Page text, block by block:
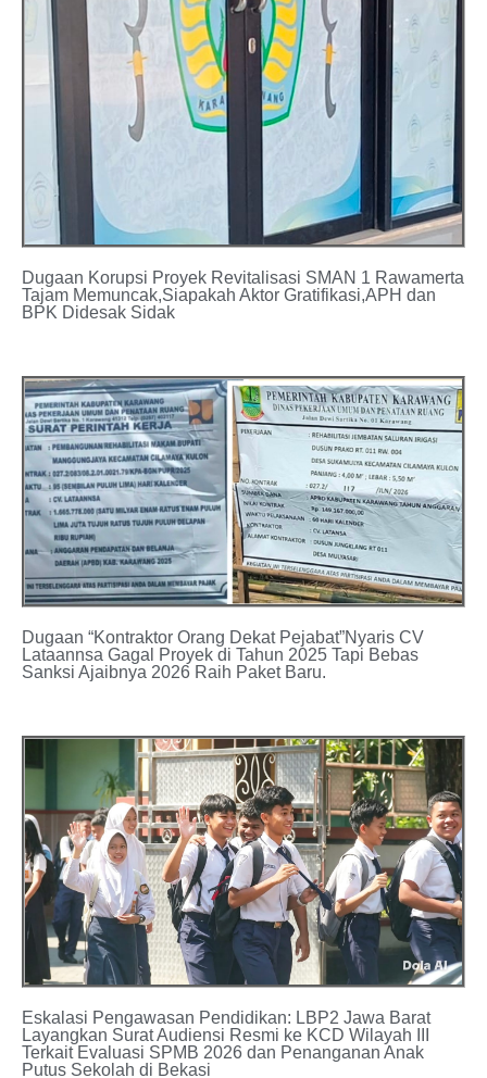
Dugaan Korupsi Proyek Revitalisasi SMAN 1 Rawamerta
Tajam Memuncak,Siapakah Aktor Gratifikasi,APH dan
BPK Didesak Sidak
Dugaan “Kontraktor Orang Dekat Pejabat”Nyaris CV
Lataannsa Gagal Proyek di Tahun 2025 Tapi Bebas
Sanksi Ajaibnya 2026 Raih Paket Baru.
Eskalasi Pengawasan Pendidikan: LBP2 Jawa Barat
Layangkan Surat Audiensi Resmi ke KCD Wilayah III
Terkait Evaluasi SPMB 2026 dan Penanganan Anak
Putus Sekolah di Bekasi